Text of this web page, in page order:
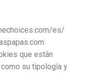
es/
que están
su tipología y